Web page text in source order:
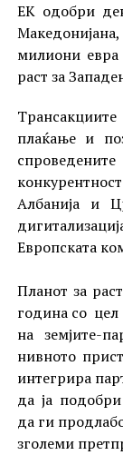
ЕК одобри
милиони
раст за
плаќање и
Албанија и
Европската
Планот за
година со
на земјите-
нивното
интегрира
да ја
да ги
зголеми